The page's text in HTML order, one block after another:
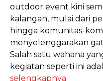
outdoor event kini
kalangan, mulai dari
hingga komunitas-
menyelenggarakan
Salah satu wahana
kegiatan seperti ini
selengkapnya